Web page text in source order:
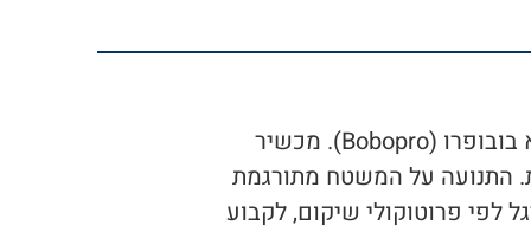
לאחרונה "מרכז סיעוד וותיקים" רכש עבור מחלקת פיזיותרפיה מכשיר נוסף אשר נקרא בובופרו (Bobopro). מכשיר
התנועה על המשטח מתורגמת
פרוטוקולי שיקום, לקבוע